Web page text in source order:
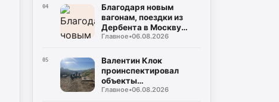
04
Благодаря новым
вагонам, поездки из
Дербента в Москву
станут комфортнее
Главное•06.08.2026
05
Валентин Клок
проинспектировал
объекты
водоснабжения в
Главное•06.08.2026